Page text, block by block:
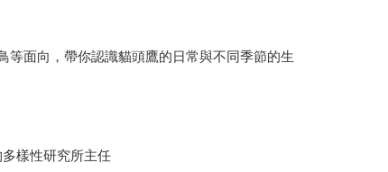
等面向，帶你認識貓頭鷹的日常與不同季節的生
樣性研究所主任